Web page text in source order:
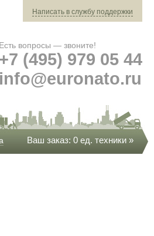
Написать в службу поддержки
Есть вопросы — звоните!
+7 (495) 979 05 44
info@euronato.ru
Ваш заказ: 0 ед. техники »